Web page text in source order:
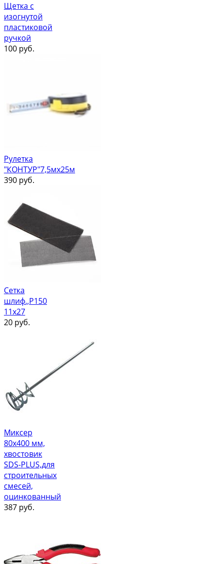
Щетка с
изогнутой
пластиковой
ручкой
100 руб.
Рулетка
"КОНТУР"7,5мх25м
390 руб.
Сетка
шлиф.,Р150
11х27
20 руб.
Миксер
80х400 мм,
хвостовик
SDS-PLUS,для
строительных
смесей,
оцинкованный
387 руб.